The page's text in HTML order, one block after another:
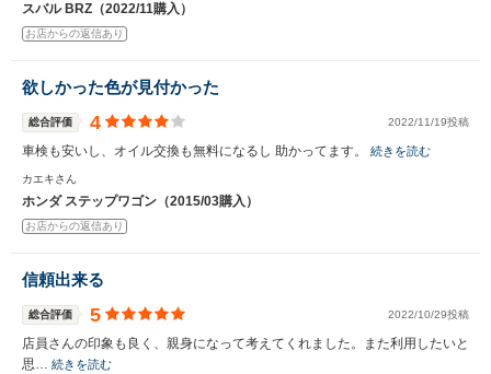
スバル BRZ（2022/11購入）
お店からの返信あり
欲しかった色が見付かった
総合評価 4 2022/11/19投稿
車検も安いし、オイル交換も無料になるし 助かってます。 続きを読む
カエキさん
ホンダ ステップワゴン（2015/03購入）
お店からの返信あり
信頼出来る
総合評価 5 2022/10/29投稿
店員さんの印象も良く、親身になって考えてくれました。また利用したいと
思… 続きを読む